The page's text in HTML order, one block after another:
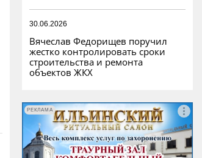
30.06.2026
Вячеслав Федорищев поручил
жестко контролировать сроки
строительства и ремонта
объектов ЖКХ
РЕКЛАМА